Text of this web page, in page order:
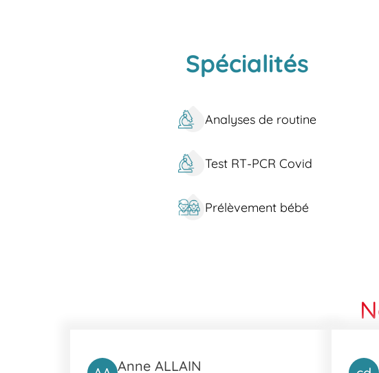
Tests spécifiques comme le dépistage DPNI pour la trisomie 21
Prélèvements sanguins sans rendez-vous
Comment nous trouver à Crépy-en-Valois ?
Pour nous rejoindre à Crépy-en-Valois, différentes options de
également desservies par les bus 1 et 2 à la Gare. Pour ceux qui
dépose à l'arrêt Michel Dupuy, tout proche de notre emplacement.
Spécialités
Analyses de routine
Test RT-PCR Covid
Prélèvement bébé
Anne ALLAIN